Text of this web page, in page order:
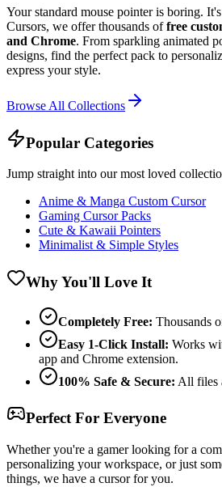
Your standard mouse pointer is boring.
Cursors, we offer thousands offree
and Chrome. From sparkling animated
designs, find the perfect pack to
express your style.
Browse All Collections
Popular Categories
Jump straight into our most loved
Anime & Manga Custom Cursor
Gaming Cursor Packs
Cute & Kawaii Pointers
Minimalist & Simple Styles
Why You'll Love It
Completely Free: Thousands
Easy 1-Click Install: Works
app and Chrome extension.
100% Safe & Secure: All files
Perfect For Everyone
Whether you're a gamer looking for a
personalizing your workspace, or just
things, we have a cursor for you.